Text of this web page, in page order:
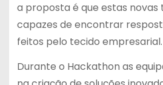
a proposta é que estas novas
capazes de encontrar
feitos pelo tecido empresarial.
Durante o Hackathon as